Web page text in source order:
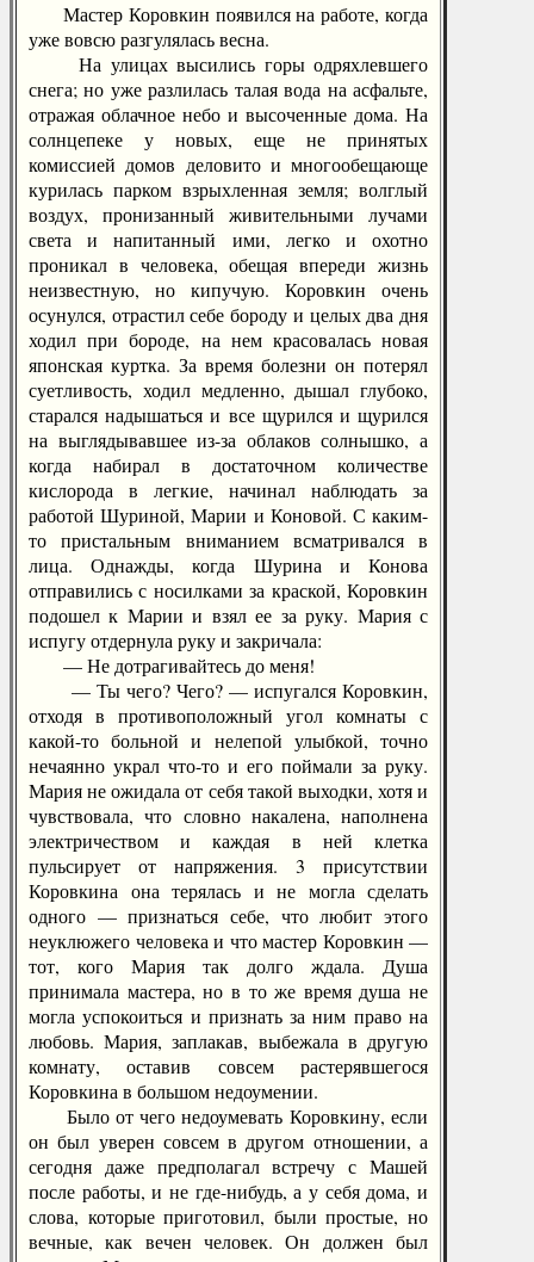
Мастер Коровкин появился на работе, когда
уже вовсю разгулялась весна.
На улицах высились горы одряхлевшего
снега; но уже разлилась талая вода на асфальте,
отражая облачное небо и высоченные дома. На
солнцепеке у новых, еще не принятых
комиссией домов деловито и многообещающе
курилась парком взрыхленная земля; волглый
воздух, пронизанный живительными лучами
света и напитанный ими, легко и охотно
проникал в человека, обещая впереди жизнь
неизвестную, но кипучую. Коровкин очень
осунулся, отрастил себе бороду и целых два дня
ходил при бороде, на нем красовалась новая
японская куртка. За время болезни он потерял
суетливость, ходил медленно, дышал глубоко,
старался надышаться и все щурился и щурился
на выглядывавшее из-за облаков солнышко, а
когда набирал в достаточном количестве
кислорода в легкие, начинал наблюдать за
работой Шуриной, Марии и Коновой. С каким-
то пристальным вниманием всматривался в
лица. Однажды, когда Шурина и Конова
отправились с носилками за краской, Коровкин
подошел к Марии и взял ее за руку. Мария с
испугу отдернула руку и закричала:
— Не дотрагивайтесь до меня!
— Ты чего? Чего? — испугался Коровкин,
отходя в противоположный угол комнаты с
какой-то больной и нелепой улыбкой, точно
нечаянно украл что-то и его поймали за руку.
Мария не ожидала от себя такой выходки, хотя и
чувствовала, что словно накалена, наполнена
электричеством и каждая в ней клетка
пульсирует от напряжения. 3 присутствии
Коровкина она терялась и не могла сделать
одного — признаться себе, что любит этого
неуклюжего человека и что мастер Коровкин —
тот, кого Мария так долго ждала. Душа
принимала мастера, но в то же время душа не
могла успокоиться и признать за ним право на
любовь. Мария, заплакав, выбежала в другую
комнату, оставив совсем растерявшегося
Коровкина в большом недоумении.
Было от чего недоумевать Коровкину, если
он был уверен совсем в другом отношении, а
сегодня даже предполагал встречу с Машей
после работы, и не где-нибудь, а у себя дома, и
слова, которые приготовил, были простые, но
вечные, как вечен человек. Он должен был